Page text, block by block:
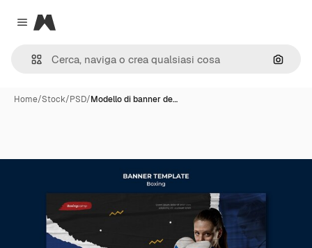
Close menu
Magnific
Cerca
Home/Stock/PSD/Modello di banner de…